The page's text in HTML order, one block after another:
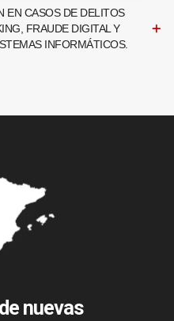
EN CASOS DE DELITOS
FRAUDE DIGITAL Y
INFORMÁTICOS.
nuevas